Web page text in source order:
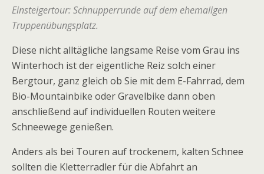
Einsteigertour: Schnupperrunde auf dem ehemaligen
Truppenübungsplatz.
Diese nicht alltägliche langsame Reise vom Grau ins
Winterhoch ist der eigentliche Reiz solch einer
Bergtour, ganz gleich ob Sie mit dem E-Fahrrad, dem
Bio-Mountainbike oder Gravelbike dann oben
anschließend auf individuellen Routen weitere
Schneewege genießen.
Anders als bei Touren auf trockenem, kalten Schnee
sollten die Kletterradler für die Abfahrt an